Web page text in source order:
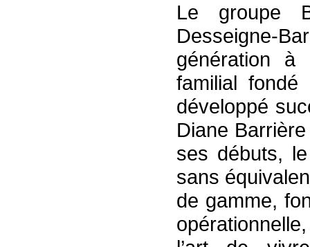
Le groupe
Desseigne-
génération à
familial
développé
Diane
ses débuts,
sans
de gamme,